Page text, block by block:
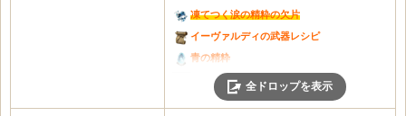
ウルフバートの短剣
ウルフバートの杖
極寒の兜
ライノールの角兜
極寒の鎧
ライノールの角の鎧
ライノールの角の手袋
凍てつく涙の精粋の欠片
イーヴァルディの武器レシピ
青の精粋
ウルフバートの大剣
ウルフバートワンド
全ドロップを表示